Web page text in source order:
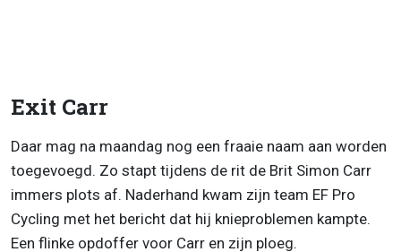
Exit Carr
Daar mag na maandag nog een fraaie naam aan worden
toegevoegd. Zo stapt tijdens de rit de Brit Simon Carr
immers plots af. Naderhand kwam zijn team EF Pro
Cycling met het bericht dat hij knieproblemen kampte.
Een flinke opdoffer voor Carr en zijn ploeg.